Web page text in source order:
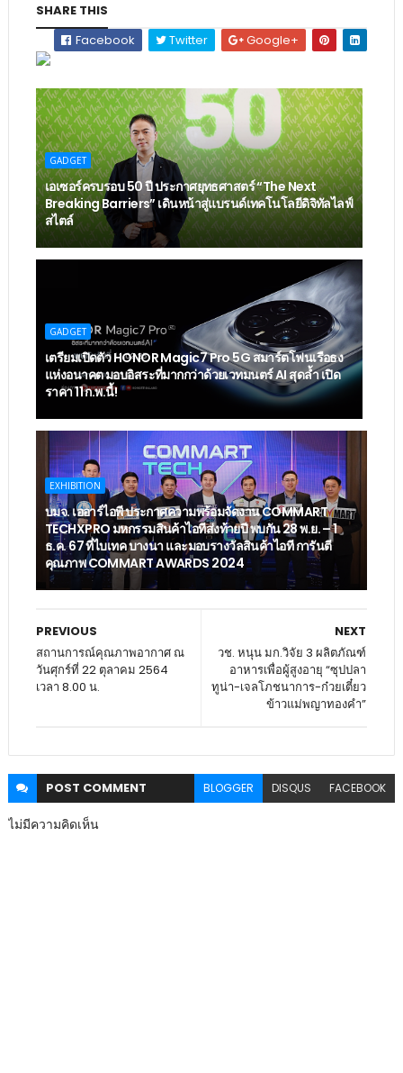
SHARE THIS
Facebook
Twitter Google+
GADGET
เอเซอร์ครบรอบ 50 ปี ประกาศยุทธศาสตร์ “The Next
Breaking Barriers” เดินหน้าสู่แบรนด์เทคโนโลยีดิจิทัลไลฟ์
สไตล์
GADGET
เตรียมเปิดตัว HONOR Magic7 Pro 5G สมาร์ตโฟนเรือธง
แห่งอนาคต มอบอิสระที่มากกว่าด้วยเวทมนตร์ AI สุดล้ำ เปิด
ราคา 11 ก.พ.นี้!
EXHIBITION
บมจ. เออาร์ไอพี ประกาศความพร้อมจัดงาน COMMART
TECHXPRO มหกรรมสินค้าไอทีส่งท้ายปี พบกัน 28 พ.ย. – 1
ธ.ค. 67 ที่ไบเทค บางนา และมอบรางวัลสินค้าไอที การันตี
คุณภาพ COMMART AWARDS 2024
NEXT
วช. หนุน มก.วิจัย 3 ผลิตภัณฑ์
อาหารเพื่อผู้สูงอายุ “ซุปปลา
ทูน่า-เจลโภชนาการ-ก๋วยเตี๋ยว
ข้าวแม่พญาทองคำ”
PREVIOUS
สถานการณ์คุณภาพอากาศ ณ
วันศุกร์ที่ 22 ตุลาคม 2564
เวลา 8.00 น.
POST COMMENT BLOGGER DISQUS FACEBOOK
ไม่มีความคิดเห็น